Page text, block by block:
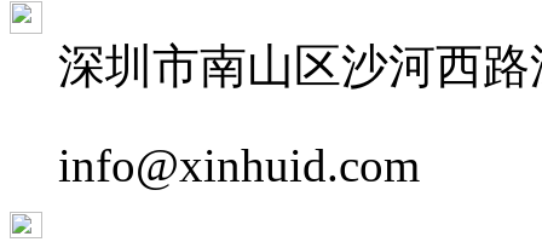
深圳市南山区沙河西
info@xinhuid.com